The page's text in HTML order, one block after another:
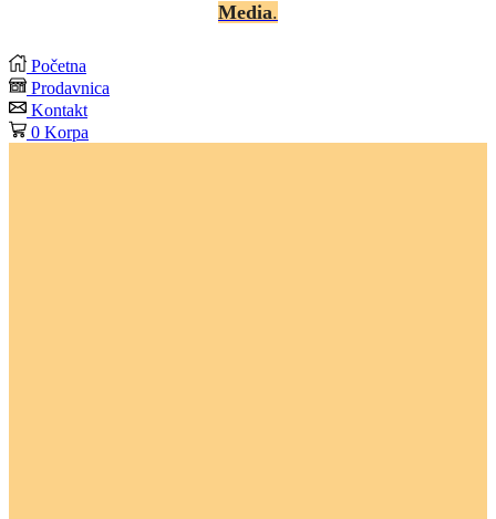
Media.
Početna
Prodavnica
Kontakt
0 Korpa